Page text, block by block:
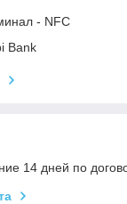
- NFC
Bank
14 дней по